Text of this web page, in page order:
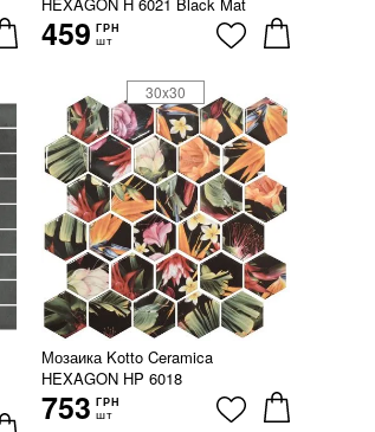
459 ГРН
шт
Мозаика Kotto Ceramica
HEXAGON HP 6018
753 ГРН
шт
30x30